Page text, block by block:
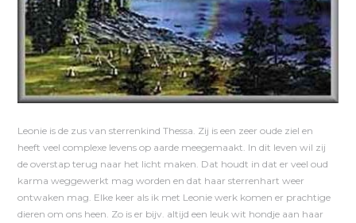
Leonie is de zus van sterrenkind Thessa. Zij is een zeer oude ziel en
heeft veel complexe levens op aarde meegemaakt. In dit leven wil zij
de overstap terug naar het licht maken. Dat houdt in dat er veel oud
karma weggewerkt mag worden en dat haar sterrenhart weer
ontwaken mag. Elke keer als ik met Leonie werk komen er prachtige
dieren om ons heen. Zo is er bijv. altijd een leuk wit hondje aan haar